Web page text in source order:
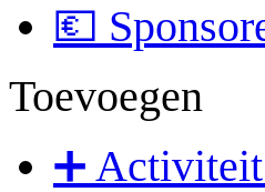
💶
Toevoegen
➕